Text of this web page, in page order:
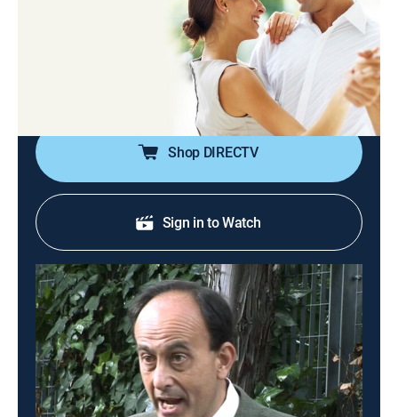
Expertos responden a interrogantes de parejas de
novios o esposos sobre el amor y el sentimiento.
Además, se dan consejos prácticos sobre cómo
superar las crisis y reavivar el amor.
Shop DIRECTV
Sign in to Watch